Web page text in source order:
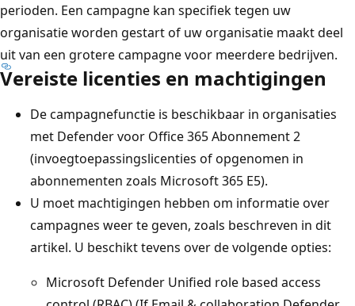
perioden. Een campagne kan specifiek tegen uw
organisatie worden gestart of uw organisatie maakt deel
uit van een grotere campagne voor meerdere bedrijven.
Vereiste licenties en machtigingen
De campagnefunctie is beschikbaar in organisaties
met Defender voor Office 365 Abonnement 2
(invoegtoepassingslicenties of opgenomen in
abonnementen zoals Microsoft 365 E5).
U moet machtigingen hebben om informatie over
campagnes weer te geven, zoals beschreven in dit
artikel. U beschikt tevens over de volgende opties:
Microsoft Defender Unified role based access